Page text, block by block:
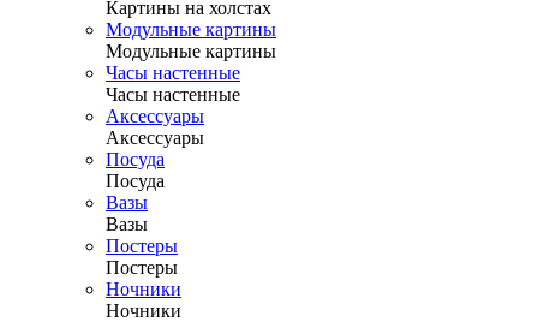
Картины на холстах
Модульные картины
Модульные картины
Часы настенные
Часы настенные
Аксессуары
Аксессуары
Посуда
Посуда
Вазы
Вазы
Постеры
Постеры
Ночники
Ночники